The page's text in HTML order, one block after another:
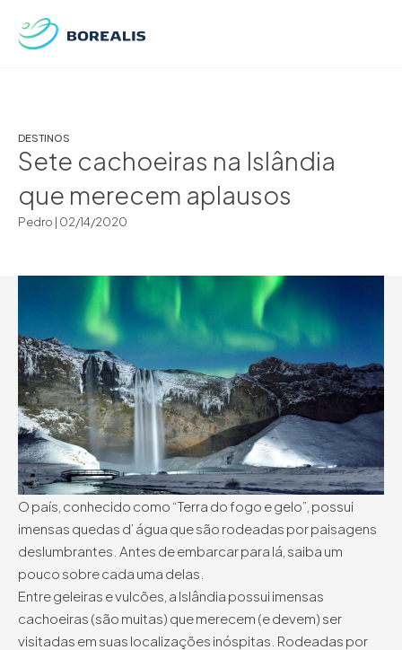
DESTINOS
Sete cachoeiras na Islândia
que merecem aplausos
Pedro | 02/14/2020
O país, conhecido como “Terra do fogo e gelo”, possui
imensas quedas d’ água que são rodeadas por paisagens
deslumbrantes. Antes de embarcar para lá, saiba um
pouco sobre cada uma delas.
Entre geleiras e vulcões, a Islândia possui imensas
cachoeiras (são muitas) que merecem (e devem) ser
visitadas em suas localizações inóspitas. Rodeadas por